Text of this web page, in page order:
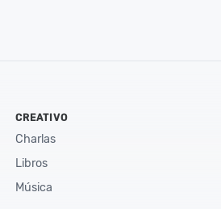
CREATIVO
Charlas
Libros
Música